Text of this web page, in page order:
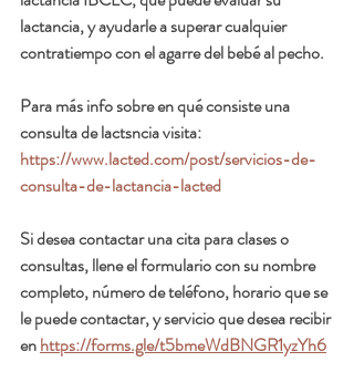
lactancia, y ayudarle a superar cualquier
contratiempo con el agarre del bebé al pecho.
Para más info sobre en qué consiste una
consulta de lactsncia visita:
https://www.lacted.com/post/servicios-de-
consulta-de-lactancia-lacted
Si desea contactar una cita para clases o
consultas, llene el formulario con su nombre
completo, número de teléfono, horario que se
le puede contactar, y servicio que desea recibir
en https://forms.gle/t5bmeWdBNGR1yzYh6